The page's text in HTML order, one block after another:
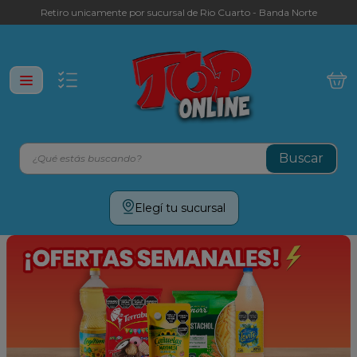
Retiro unicamente por sucursal de Rio Cuarto - Banda Norte
¿Qué estás buscando?
Elegí tu sucursal
Términos más buscados
yerba
galletitas